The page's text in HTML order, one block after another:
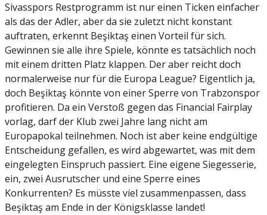
Sivasspors Restprogramm ist nur einen Ticken einfacher
als das der Adler, aber da sie zuletzt nicht konstant
auftraten, erkennt Beşiktaş einen Vorteil für sich.
Gewinnen sie alle ihre Spiele, könnte es tatsächlich noch
mit einem dritten Platz klappen. Der aber reicht doch
normalerweise nur für die Europa League? Eigentlich ja,
doch Beşiktaş könnte von einer Sperre von Trabzonspor
profitieren. Da ein Verstoß gegen das Financial Fairplay
vorlag, darf der Klub zwei Jahre lang nicht am
Europapokal teilnehmen. Noch ist aber keine endgültige
Entscheidung gefallen, es wird abgewartet, was mit dem
eingelegten Einspruch passiert. Eine eigene Siegesserie,
ein, zwei Ausrutscher und eine Sperre eines
Konkurrenten? Es müsste viel zusammenpassen, dass
Beşiktaş am Ende in der Königsklasse landet!